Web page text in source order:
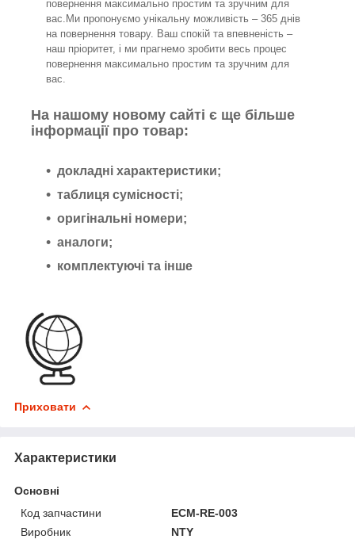
повернення максимально простим та зручним для
вас.Ми пропонуємо унікальну можливість – 365 днів
на повернення товару. Ваш спокій та впевненість –
наш пріоритет, і ми прагнемо зробити весь процес
повернення максимально простим та зручним для
вас.
На нашому новому сайті є ще більше
інформації про товар:
докладні характеристики;
таблиця сумісності;
оригінальні номери;
аналоги;
комплектуючі та інше
Приховати
Характеристики
Основні
Код запчастини
ECM-RE-003
Виробник
NTY